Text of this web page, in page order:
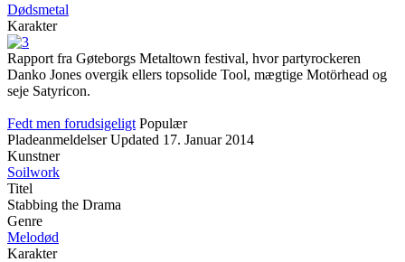
Dødsmetal
Karakter
Rapport fra Gøteborgs Metaltown festival, hvor partyrockeren
Danko Jones overgik ellers topsolide Tool, mægtige Motörhead og
seje Satyricon.
Fedt men forudsigeligt Populær
Pladeanmeldelser Updated 17. Januar 2014
Kunstner
Soilwork
Titel
Stabbing the Drama
Genre
Melodød
Karakter